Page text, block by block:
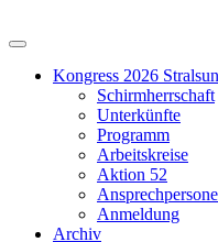
Kongress 2026
Schirmherrschaft
Unterkünfte
Programm
Arbeitskreise
Aktion 52
Anmeldung
Archiv